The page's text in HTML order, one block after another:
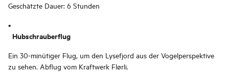
Geschätzte Dauer: 6 Stunden
Hubschrauberflug
Ein 30-minütiger Flug, um den Lysefjord aus der Vogelperspektive
zu sehen. Abflug vom Kraftwerk Flørli.